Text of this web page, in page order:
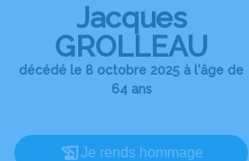
Jacques
GROLLEAU
décédé le 8 octobre 2025 à l'âge de
64 ans
Je rends hommage